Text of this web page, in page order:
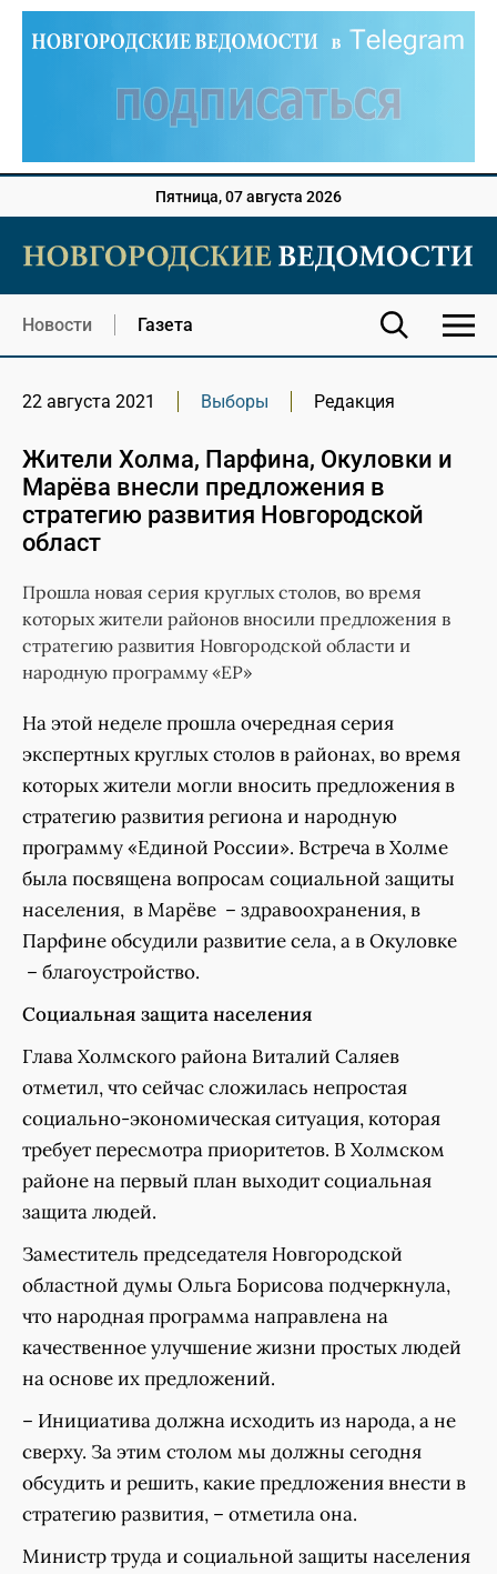
Пятница, 07 августа 2026
Новости Газета
22 августа 2021 Выборы Редакция
Жители Холма, Парфина, Окуловки и
Марёва внесли предложения в
стратегию развития Новгородской
област
Прошла новая серия круглых столов, во время
которых жители районов вносили предложения в
стратегию развития Новгородской области и
народную программу «ЕР»
На этой неделе прошла очередная серия
экспертных круглых столов в районах, во время
которых жители могли вносить предложения в
стратегию развития региона и народную
программу «Единой России». Встреча в Холме
была посвящена вопросам социальной защиты
населения, в Марёве – здравоохранения, в
Парфине обсудили развитие села, а в Окуловке
– благоустройство.
Социальная защита населения
Глава Холмского района Виталий Саляев
отметил, что сейчас сложилась непростая
социально-экономическая ситуация, которая
требует пересмотра приоритетов. В Холмском
районе на первый план выходит социальная
защита людей.
Заместитель председателя Новгородской
областной думы Ольга Борисова подчеркнула,
что народная программа направлена на
качественное улучшение жизни простых людей
на основе их предложений.
– Инициатива должна исходить из народа, а не
сверху. За этим столом мы должны сегодня
обсудить и решить, какие предложения внести в
стратегию развития, – отметила она.
Министр труда и социальной защиты населения